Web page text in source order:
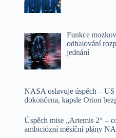
Funkce
odhalování
jednání
NASA oslavuje úspěch – US
dokončena, kapsle Orion
Úspěch mise „Artemis 2“ –
ambiciózní měsíční plány